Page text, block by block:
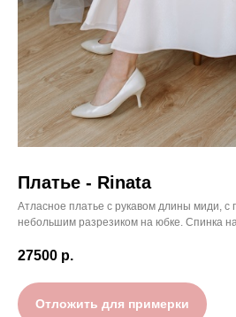
Платье - Rinata
Атласное платье с рукавом длины миди, с
небольшим разрезиком на юбке. Спинка на
27500 р.
Отложить для примерки